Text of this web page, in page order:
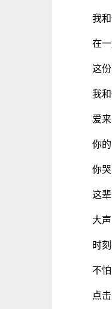
我
在
这
我
爱
你
你
这
大
时
不
点